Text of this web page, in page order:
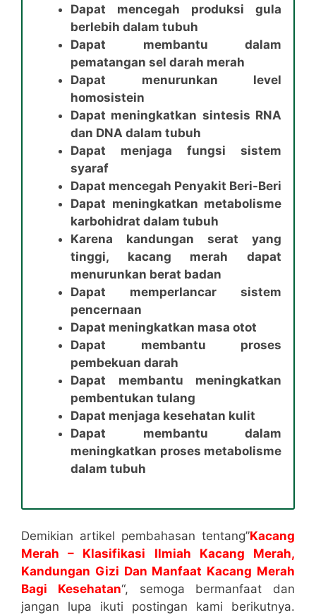
Dapat mencegah produksi gula
berlebih dalam tubuh
Dapat membantu dalam
pematangan sel darah merah
Dapat menurunkan level
homosistein
Dapat meningkatkan sintesis RNA
dan DNA dalam tubuh
Dapat menjaga fungsi sistem
syaraf
Dapat mencegah Penyakit Beri-Beri
Dapat meningkatkan metabolisme
karbohidrat dalam tubuh
Karena kandungan serat yang
tinggi, kacang merah dapat
menurunkan berat badan
Dapat memperlancar sistem
pencernaan
Dapat meningkatkan masa otot
Dapat membantu proses
pembekuan darah
Dapat membantu meningkatkan
pembentukan tulang
Dapat menjaga kesehatan kulit
Dapat membantu dalam
meningkatkan proses metabolisme
dalam tubuh
Demikian artikel pembahasan tentang”Kacang
Merah – Klasifikasi Ilmiah Kacang Merah,
Kandungan Gizi Dan Manfaat Kacang Merah
Bagi Kesehatan“, semoga bermanfaat dan
jangan lupa ikuti postingan kami berikutnya.